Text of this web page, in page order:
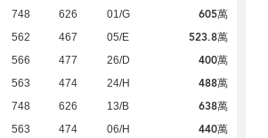
748 626 01/G 605萬
562 467 05/E 523.8萬
566 477 26/D 400萬
563 474 24/H 488萬
748 626 13/B 638萬
563 474 06/H 440萬